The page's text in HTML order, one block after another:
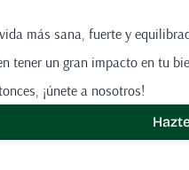
más sana, fuerte y
tener un gran impacto en tu
¡únete a nosotros!